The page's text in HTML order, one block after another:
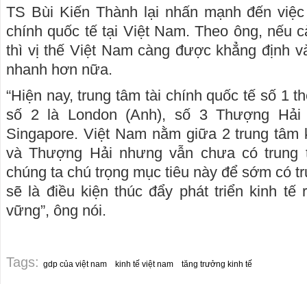
TS Bùi Kiến Thành lại nhấn mạnh đến
chính quốc tế tại Việt Nam. Theo ông, nếu
thì vị thế Việt Nam càng được khẳng định
nhanh hơn nữa.
“Hiện nay, trung tâm tài chính quốc tế số 1
số 2 là London (Anh), số 3 Thượng
Singapore. Việt Nam nằm giữa 2 trung
và Thượng Hải nhưng vẫn chưa có trung
chúng ta chú trọng mục tiêu này để sớm có
sẽ là điều kiện thúc đẩy phát triển kinh tế
vững”, ông nói.
Tags: gdp của việt nam kinh tế việt nam tăng trưởng kinh tế